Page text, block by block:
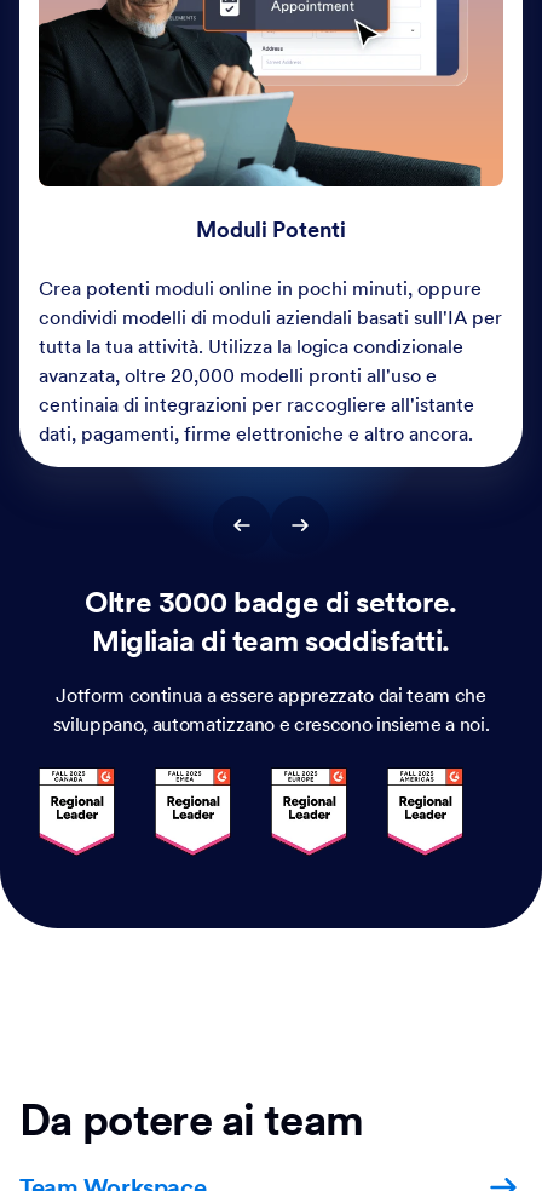
Moduli Potenti
Crea potenti moduli online in pochi minuti, oppure
condividi modelli di moduli aziendali basati sull'IA per
tutta la tua attività. Utilizza la logica condizionale
avanzata, oltre 20,000 modelli pronti all'uso e
centinaia di integrazioni per raccogliere all'istante
dati, pagamenti, firme elettroniche e altro ancora.
Oltre 3000 badge di settore.
Migliaia di team soddisfatti.
Jotform continua a essere apprezzato dai team che
sviluppano, automatizzano e crescono insieme a noi.
Da potere ai team